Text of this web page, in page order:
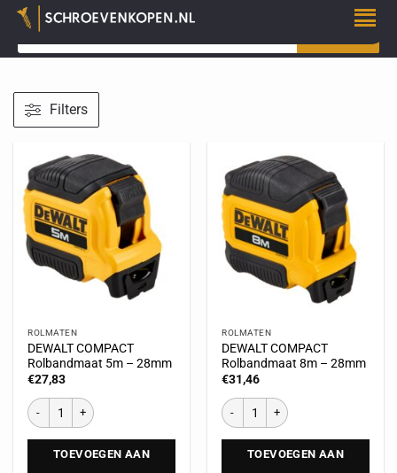
Filters
ROLMATEN
DEWALT COMPACT
Rolbandmaat 5m – 28mm
€27,83
TOEVOEGEN AAN
ROLMATEN
DEWALT COMPACT
Rolbandmaat 8m – 28mm
€31,46
TOEVOEGEN AAN